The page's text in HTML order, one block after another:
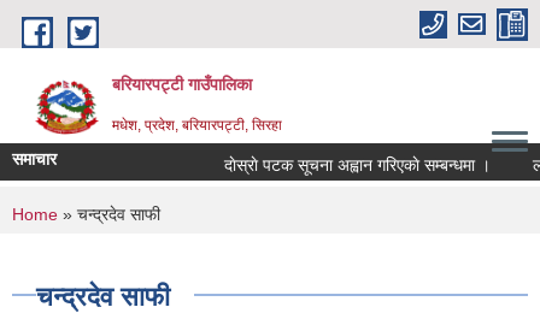
Skip to main content
बरियारपट्टी गाउँपालिका
मधेश, प्रदेश, बरियारपट्टी, सिरहा
समाचार दाेस्राे पटक सूचना अह्वान गरिएकाे सम्बन्धमा ।
You are here
Home » चन्द्रदेव साफी
चन्द्रदेव साफी